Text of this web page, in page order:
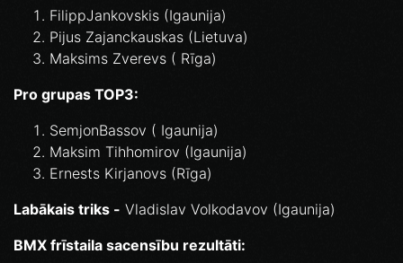
FilippJankovskis (Igaunija)
Pijus Zajanckauskas (Lietuva)
Maksims Zverevs ( Rīga)
Pro grupas TOP3:
SemjonBassov ( Igaunija)
Maksim Tihhomirov (Igaunija)
Ernests Kirjanovs (Rīga)
Labākais triks - Vladislav Volkodavov (Igaunija)
BMX frīstaila sacensību rezultāti: